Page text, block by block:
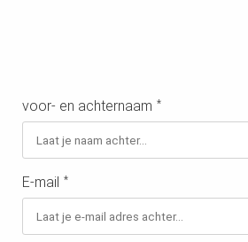
voor- en achternaam *
E-mail *